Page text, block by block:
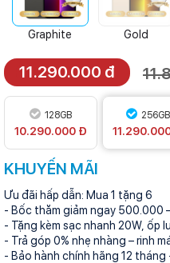
Graphite Gold
11.290.000 đ
128GB
10.290.000 Đ
256GB
KHUYẾN MÃI
Ưu đãi hấp dẫn: Mua 1 tặng 6
- Bốc thăm giảm ngay 500.000
- Tặng kèm sạc nhanh 20W,
- Trả góp 0% nhẹ nhàng – rinh
- Bảo hành chính hãng 12